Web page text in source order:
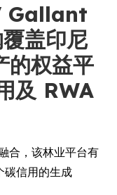
Gallant
盖印尼
的权益平
及 RWA
合，该林业平台有
碳信用的生成